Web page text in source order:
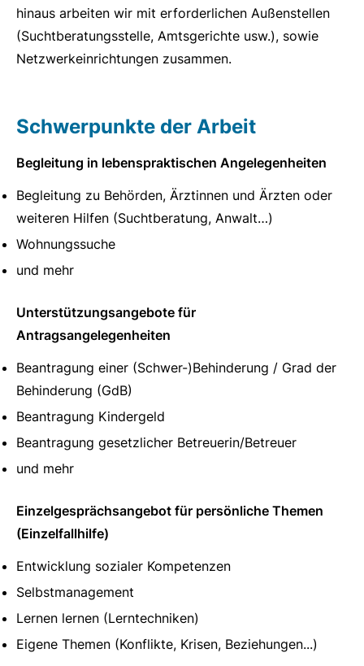
hinaus arbeiten wir mit erforderlichen Außenstellen
(Suchtberatungsstelle, Amtsgerichte usw.), sowie
Netzwerkeinrichtungen zusammen.
Schwerpunkte der Arbeit
Begleitung in lebenspraktischen Angelegenheiten
Begleitung zu Behörden, Ärztinnen und Ärzten oder
weiteren Hilfen (Suchtberatung, Anwalt…)
Wohnungssuche
und mehr
Unterstützungsangebote für
Antragsangelegenheiten
Beantragung einer (Schwer-)Behinderung / Grad der
Behinderung (GdB)
Beantragung Kindergeld
Beantragung gesetzlicher Betreuerin/Betreuer
und mehr
Einzelgesprächsangebot für persönliche Themen
(Einzelfallhilfe)
Entwicklung sozialer Kompetenzen
Selbstmanagement
Lernen lernen (Lerntechniken)
Eigene Themen (Konflikte, Krisen, Beziehungen...)